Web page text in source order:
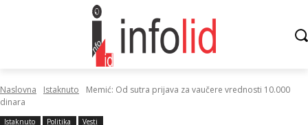
Naslovna Istaknuto
Memić: Od sutra prijava za vaučere vrednosti 10.000
dinara
Istaknuto Politika Vesti